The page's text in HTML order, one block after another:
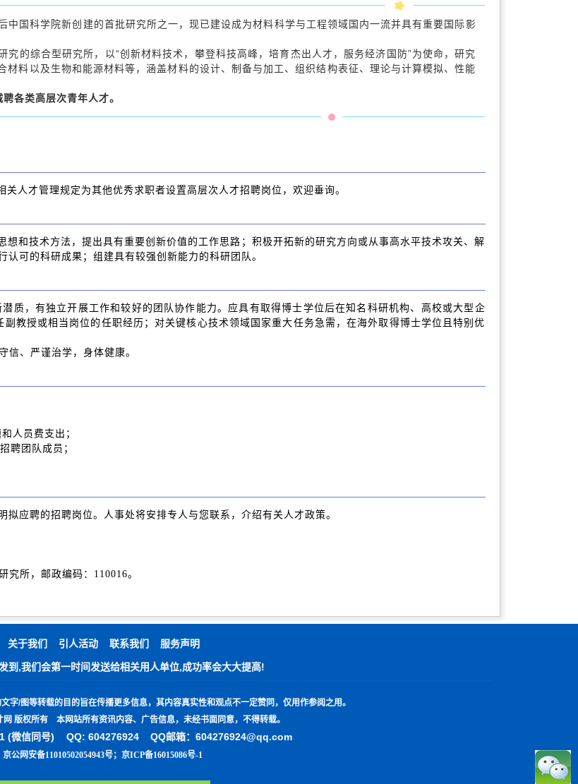
中国科学院新创建的首批研究所之一，现已建设成为材料科学与工程领域国内一流并具有重要国际影
综合型研究所，以“创新材料技术，攀登科技高峰，培育杰出人才，服务经济国防”为使命，研究
料以及生物和能源材料等，涵盖材料的设计、制备与加工、组织结构表征、理论与计算模拟、性能
各类高层次青年人才。
人才管理规定为其他优秀求职者设置高层次人才招聘岗位，欢迎垂询。
想和技术方法，提出具有重要创新价值的工作思路；积极开拓新的研究方向或从事高水平技术攻关、解
可的科研成果；组建具有较强创新能力的科研团队。
，有独立开展工作和较好的团队协作能力。应具有取得博士学位后在知名科研机构、高校或大型企
教授或相当岗位的任职经历；对关键核心技术领域国家重大任务急需，在海外取得博士学位且特别优
信、严谨治学，身体健康。
人员费支出；
团队成员；
聘的招聘岗位。人事处将安排专人与您联系，介绍有关人才政策。
所，邮政编码：110016。
关于我们 引人活动 联系我们 服务声明
到,我们会第一时间发送给相关用人单位,成功率会大大提高!
文字/图等转载的目的旨在传播更多信息，其内容真实性和观点不一定赞同，仅用作参阅之用。
所有 本网站所有资讯内容、广告信息，未经书面同意，不得转载。
(微信同号) QQ: 604276924 QQ邮箱：604276924@qq.com
京公网安备11010502054943号； 京ICP备16015086号-1